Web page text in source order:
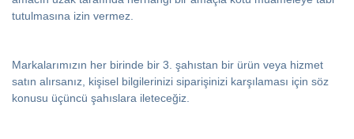
tutulmasına izin vermez.
Markalarımızın her birinde bir 3. şahıstan bir ürün veya hizmet
satın alırsanız, kişisel bilgilerinizi siparişinizi karşılaması için söz
konusu üçüncü şahıslara ileteceğiz.